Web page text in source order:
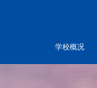
学校概况